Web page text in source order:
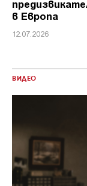
в Европа
12.07.2026
ВИДЕО